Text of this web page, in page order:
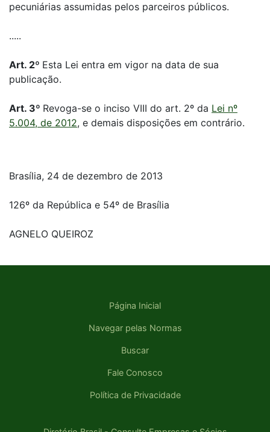
pecuniárias assumidas pelos parceiros públicos.
.....
Art. 2º Esta Lei entra em vigor na data de sua
publicação.
Art. 3º Revoga-se o inciso VIII do art. 2º da Lei nº
5.004, de 2012, e demais disposições em contrário.
Brasília, 24 de dezembro de 2013
126º da República e 54º de Brasília
AGNELO QUEIROZ
Página Inicial
Navegar pelas Normas
Buscar
Fale Conosco
Política de Privacidade